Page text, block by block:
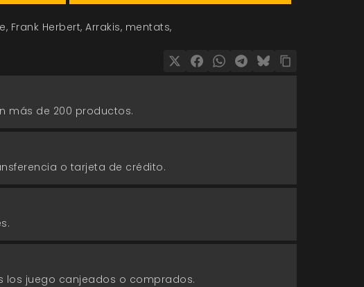
Frank Herbert Arrakis mentats
más de 200 productos.
o tarjeta de crédito.
los juego canjeados o comprados.